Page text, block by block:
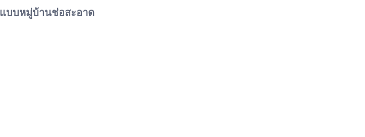
บบหมู่บ้านช่อสะอาด